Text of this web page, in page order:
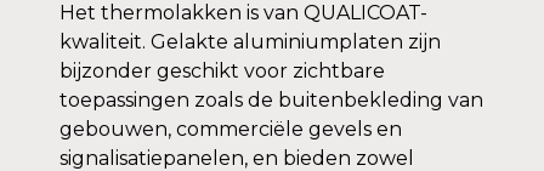
Het thermolakken is van QUALICOAT-
kwaliteit. Gelakte aluminiumplaten zijn
bijzonder geschikt voor zichtbare
toepassingen zoals de buitenbekleding van
gebouwen, commerciële gevels en
signalisatiepanelen, en bieden zowel